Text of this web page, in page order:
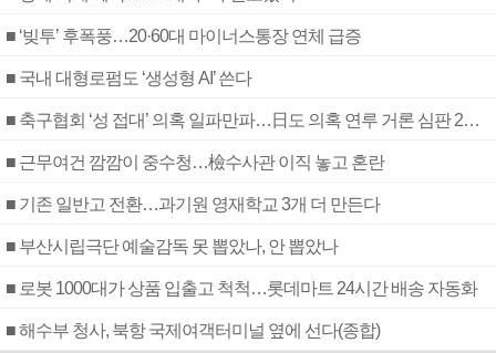
■ ‘빚투’ 후폭풍…20·60대 마이너스통장 연체 급증
■ 국내 대형로펌도 ‘생성형 AI’ 쓴다
■ 축구협회 ‘성 접대’ 의혹 일파만파…日도 의혹 연루 거론 심판 2명 조사
■ 근무여건 깜깜이 중수청…檢수사관 이직 놓고 혼란
■ 기존 일반고 전환…과기원 영재학교 3개 더 만든다
■ 부산시립극단 예술감독 못 뽑았나, 안 뽑았나
■ 로봇 1000대가 상품 입출고 척척…롯데마트 24시간 배송 자동화
■ 해수부 청사, 북항 국제여객터미널 옆에 선다(종합)